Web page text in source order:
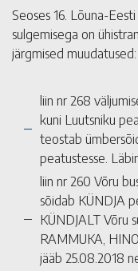
Seoses 16. Lõuna-
sulgemisega on
järgmised muudatused:
liin nr 268
kuni Luutsniku
teostab
peatustesse.
liin nr 260 Võru
sõidab KÜNDJA
KÜNDJALT Võru
RAMMUKA,
jääb 25.08.2018